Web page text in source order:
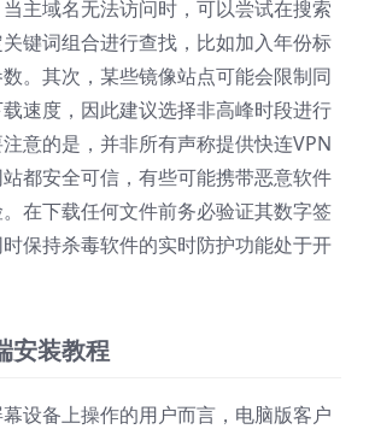
主域名无法访问时，可以尝试在搜索
键词组合进行查找，比如加入年份标
。其次，某些镜像站点可能会限制同
速度，因此建议选择非高峰时段进行
意的是，并非所有声称提供快连VPN
都安全可信，有些可能携带恶意软件
在下载任何文件前务必验证其数字签
保持杀毒软件的实时防护功能处于开
安装教程
设备上操作的用户而言，电脑版客户